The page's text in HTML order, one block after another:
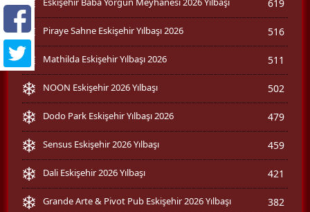
619
Piraye Sahne Eskişehir Yılbaşı 2026 516
Mathilda Eskişehir Yılbaşı 2026 511
NOON Eskişehir 2026 Yılbaşı 502
Dodo Park Eskişehir Yılbaşı 2026 479
Sensus Eskişehir 2026 Yılbaşı 459
Dali Eskişehir 2026 Yılbaşı 421
Grande Arte & Pivot Pub Eskişehir 2026 Yılbaşı 382